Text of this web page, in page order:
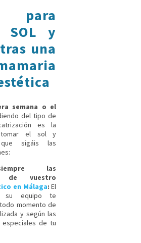
para
SOL y
tras una
semana o el
del tipo de
es la
tomar el sol y
sigáis las
las
de vuestro
en Málaga: El
su equipo te
momento de
y según las
especiales de tu